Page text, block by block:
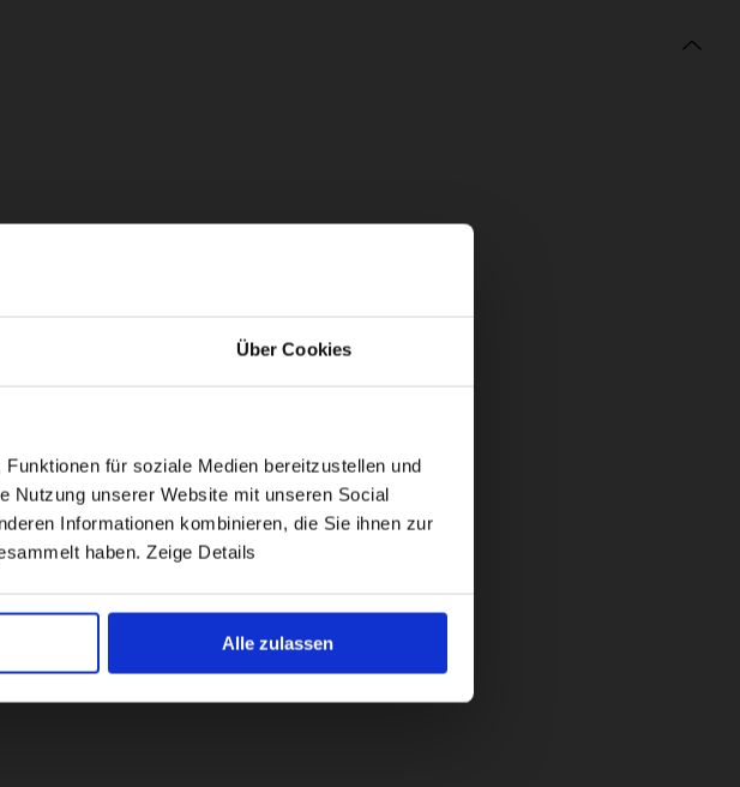
Über Cookies
für soziale Medien bereitzustellen und
Nutzung unserer Website mit unseren Social
Informationen kombinieren, die Sie ihnen zur
haben. Zeige Details
Alle zulassen